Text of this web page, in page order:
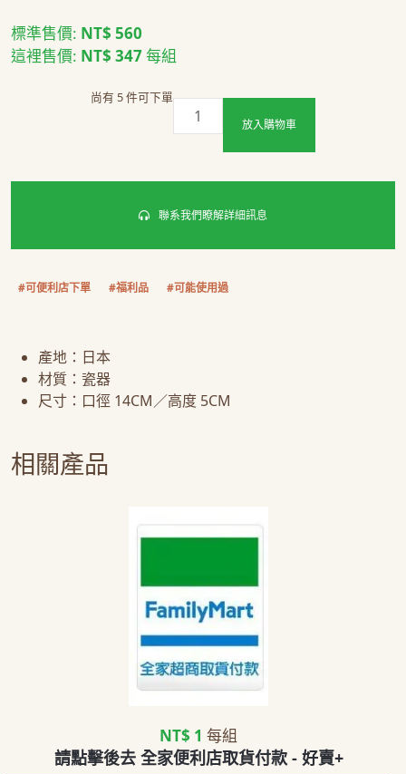
標準售價: NT$ 560
這裡售價: NT$ 347每組
尚有 5 件可下單
放入購物車
聯系我們瞭解詳細訊息
#可便利店下單 #福利品 #可能使用過
產地：日本
材質：瓷器
尺寸：口徑 14CM／高度 5CM
相關產品
NT$ 1 每組
請點擊後去 全家便利店取貨付款 - 好賣+